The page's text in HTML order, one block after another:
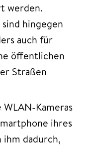
werden.
hingegen
auch für
öffentlichen
Straßen
Kameras
ihres
ihm dadurch,